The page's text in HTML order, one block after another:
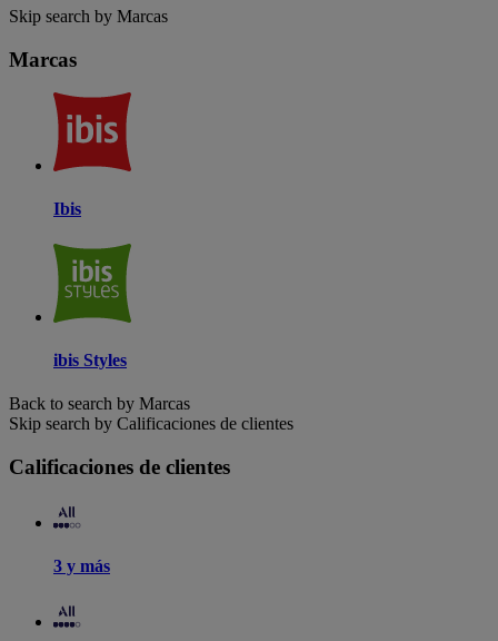
Skip search by Marcas
Marcas
Ibis
ibis Styles
Back to search by Marcas
Skip search by Calificaciones de clientes
Calificaciones de clientes
3 y más